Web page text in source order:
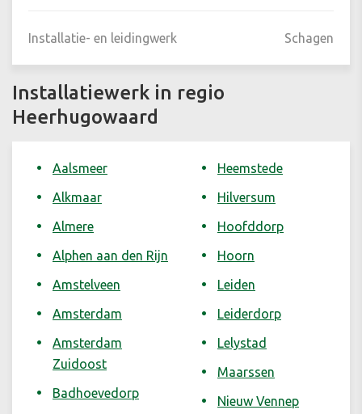
Installatie- en leidingwerk Schagen
Installatiewerk in regio
Heerhugowaard
Aalsmeer
Alkmaar
Almere
Alphen aan den Rijn
Amstelveen
Amsterdam
Amsterdam
Zuidoost
Badhoevedorp
Heemstede
Hilversum
Hoofddorp
Hoorn
Leiden
Leiderdorp
Lelystad
Maarssen
Nieuw Vennep